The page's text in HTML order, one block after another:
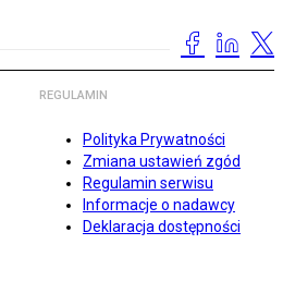
REGULAMIN
Polityka Prywatności
Zmiana ustawień zgód
Regulamin serwisu
Informacje o nadawcy
Deklaracja dostępności